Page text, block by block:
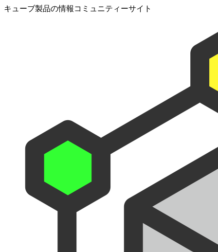
キューブ製品の情報コミュニティーサイト